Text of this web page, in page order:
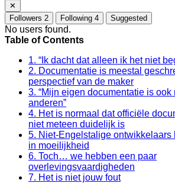
✕
Followers 2 Following 4 Suggested
No users found.
Table of Contents
1. “Ik dacht dat alleen ik het niet
2. Documentatie is meestal
perspectief van de maker
3. “Mijn eigen documentatie is
anderen”
4. Het is normaal dat officiële
niet meteen duidelijk is
5. Niet‑Engelstalige ontwikkelaars
in moeilijkheid
6. Toch… we hebben een paar
overlevingsvaardigheden
7. Het is niet jouw fout